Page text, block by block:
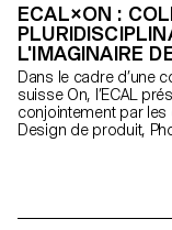
ECAL×ON :
L'IMAGINAIRE
Dans le cadre d’une
suisse On, l’ECAL
conjointement par les
Design de produit,